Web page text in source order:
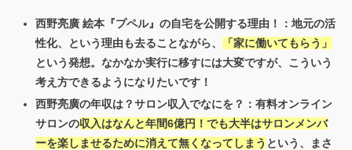
西野亮廣 絵本『プペル』の自宅を公開する理由！：地元の活
性化、という理由も去ることながら、
「家に働いてもらう」
という発想。なかなか実行に移すには大変ですが、こういう
考え方できるようになりたいです！
西野亮廣の年収は？サロン収入でなにを？：有料オンライン
サロンの収入はなんと年間6億円！でも大半はサロンメンバ
ーを楽しませるために消えて無くなってしまう という、まさ